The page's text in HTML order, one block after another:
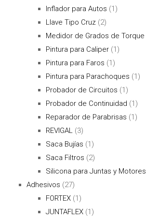
Inflador para Autos (1)
Llave Tipo Cruz (2)
Medidor de Grados de Torque
Pintura para Caliper (1)
Pintura para Faros (1)
Pintura para Parachoques (1)
Probador de Circuitos (1)
Probador de Continuidad (1)
Reparador de Parabrisas (1)
REVIGAL
(3)
Saca Bujías (1)
Saca Filtros (2)
Silicona para Juntas y Motores
Adhesivos (27)
FORTEX (1)
JUNTAFLEX (1)